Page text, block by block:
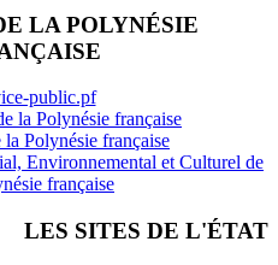
LA POLYNÉSIE
public.pf
la Polynésie française
la Polynésie française
Environnemental et Culturel de
française
LES SITES DE L'ÉTAT